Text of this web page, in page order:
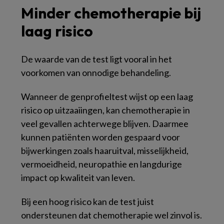
Minder chemotherapie bij
laag risico
De waarde van de test ligt vooral in het
voorkomen van onnodige behandeling.
Wanneer de genprofieltest wijst op een laag
risico op uitzaaiingen, kan chemotherapie in
veel gevallen achterwege blijven. Daarmee
kunnen patiënten worden gespaard voor
bijwerkingen zoals haaruitval, misselijkheid,
vermoeidheid, neuropathie en langdurige
impact op kwaliteit van leven.
Bij een hoog risico kan de test juist
ondersteunen dat chemotherapie wel zinvol is.